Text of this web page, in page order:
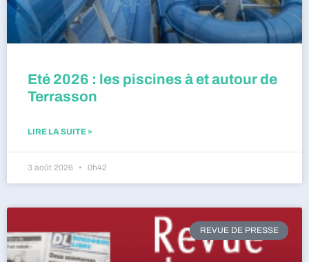
Eté 2026 : les piscines à et autour de
Terrasson
LIRE LA SUITE »
3 août 2026 0h42
REVUE DE PRESSE